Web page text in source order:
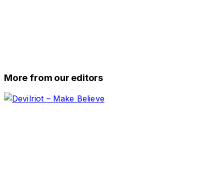
More from our editors